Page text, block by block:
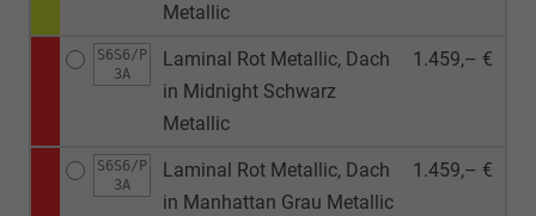
Metallic
S6S6/P
3A
Laminal Rot Metallic, Dach
in Midnight Schwarz
Metallic
1.459,– €
S6S6/P
3A
Laminal Rot Metallic, Dach
in Manhattan Grau Metallic
1.459,– €